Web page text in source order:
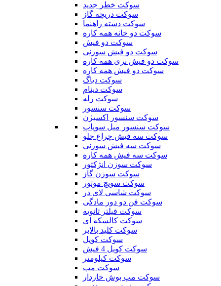
سوکت خطر جدید
سوکت دریچه گاز
سوکت دسته راهنما
سوکت دو خانه همه کاره
سوکت دو فیش
سوکت دو فیش سوزنی
سوکت دو فیش نری همه کاره
سوکت دو فیش همه کاره
سوکت دیاگ
سوکت دینام
سوکت رله
سوکت سنسور
سوکت سنسور اکسیژن
سوکت سنسور میل سوپاپ
سوکت سه فیش چراغ جلو
سوکت سه فیش سوزنی
سوکت سه فیش همه کاره
سوکت سوزن انژکتور
سوکت سوزن گاز
سوکت سویچ موتور
سوکت شاسی لای در
سوکت فن دو دور مادگی
سوکت فیلتر ثانویه
سوکت کالسکه ای
سوکت کلید بالابر
سوکت کویل
سوکت کویل 4 فیش
سوکت کیلومتر
سوکت مپ
سوکت مپ بوش خاردار